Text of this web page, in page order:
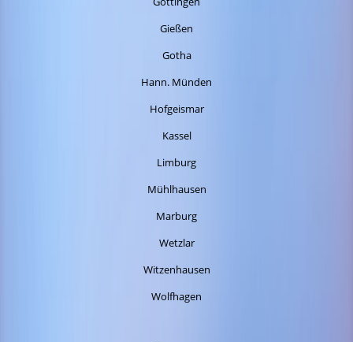
Gießen
Gotha
Hann. Münden
Hofgeismar
Kassel
Limburg
Mühlhausen
Marburg
Wetzlar
Witzenhausen
Wolfhagen